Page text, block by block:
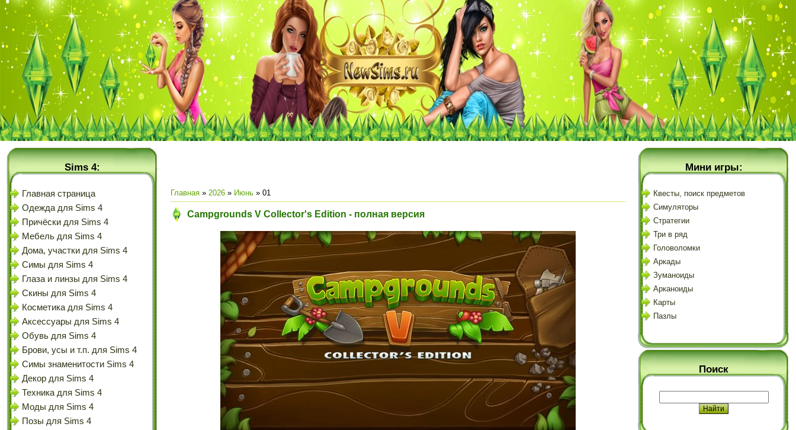
Sims 4:
Главная страница
Одежда для Sims 4
Причёски для Sims 4
Мебель для Sims 4
Дома, участки для Sims 4
Симы для Sims 4
Глаза и линзы для Sims 4
Скины для Sims 4
Косметика для Sims 4
Аксессуары для Sims 4
Обувь для Sims 4
Брови, усы и т.п. для Sims 4
Симы знаменитости Sims 4
Декор для Sims 4
Техника для Sims 4
Моды для Sims 4
Позы для Sims 4
Главная » 2026 » Июнь » 01
Campgrounds V Collector's Edition - полная версия
Мини игры:
Квесты, поиск предметов
Симуляторы
Стратегии
Три в ряд
Головоломки
Аркады
Зуманоиды
Арканоиды
Карты
Пазлы
Поиск